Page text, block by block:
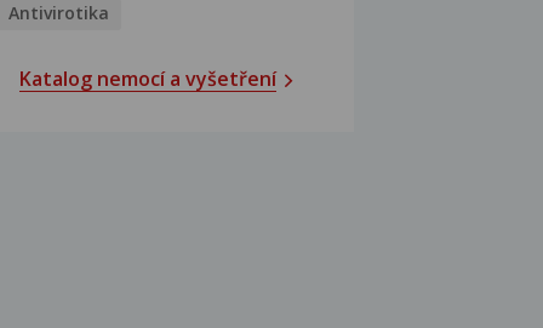
Antivirotika
Katalog nemocí a vyšetření